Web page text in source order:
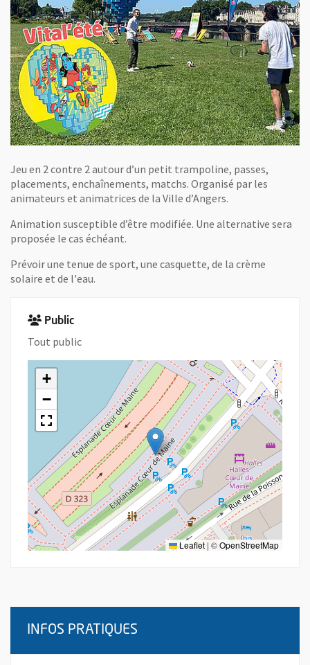
Jeu en 2 contre 2 autour d’un petit trampoline, passes,
placements, enchaînements, matchs. Organisé par les
animateurs et animatrices de la Ville d’Angers.
Animation susceptible d’être modifiée. Une alternative sera
proposée le cas échéant.
Prévoir une tenue de sport, une casquette, de la crème
solaire et de l'eau.
Public
Tout public
+
−
Leaflet | ©OpenStreetMap
INFOS PRATIQUES